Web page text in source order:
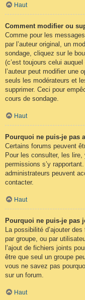
Haut
Comment modifier ou
Comme pour les
par l’auteur original, un
sondage, cliquez sur le
(c’est toujours celui
l’auteur peut modifier une
seuls les modérateurs et
supprimer. Ceci pour
cours de sondage.
Haut
Pourquoi ne puis-je pas
Certains forums peuvent
Pour les consulter, les
permissions s’y
administrateurs peuvent
contacter.
Haut
Pourquoi ne puis-je pas
La possibilité d’ajouter
par groupe, ou par
l’ajout de fichiers joints
être que seul un groupe
vous ne savez pas
sur un forum.
Haut